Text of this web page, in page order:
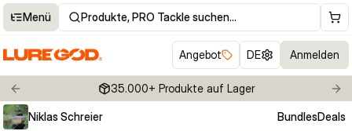
Menü Produkte, PRO Tackle suchen…
Angebot DE Anmelden
Previous slide 35.000+ Produkte auf Lager
Niklas Schreier
BundlesDeals